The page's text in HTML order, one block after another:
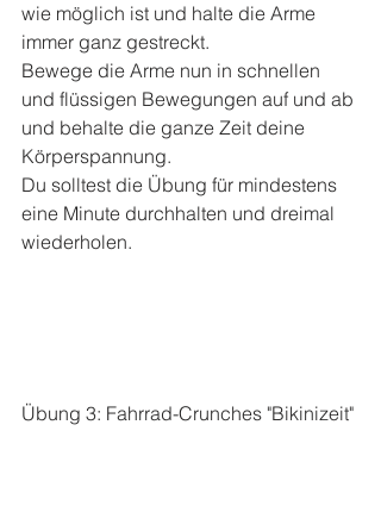
wie möglich ist und halte die Arme
immer ganz gestreckt.
Bewege die Arme nun in schnellen
und flüssigen Bewegungen auf und ab
und behalte die ganze Zeit deine
Körperspannung.
Du solltest die Übung für mindestens
eine Minute durchhalten und dreimal
wiederholen.
Übung 3: Fahrrad-Crunches "Bikinizeit"